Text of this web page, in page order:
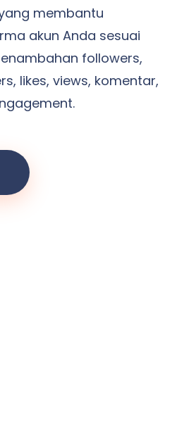
membantu
akun Anda sesuai
followers,
likes, views, komentar,